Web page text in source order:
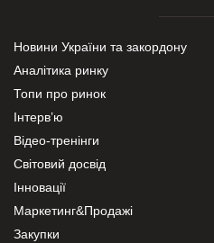
Новини України та закордону
Аналітика ринку
Топи про ринок
Інтерв’ю
Відео-тренінги
Світовий досвід
Інновації
Маркетинг&Продажі
Закупки